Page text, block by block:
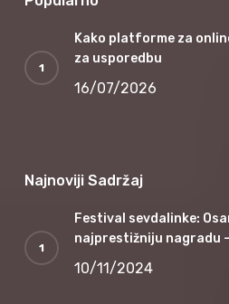
Kako platforme za
za usporedbu
16/07/2026
Najnoviji Sadržaj
Festival sevdalinke:
najprestižniju nagradu
10/11/2024